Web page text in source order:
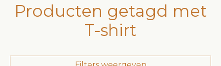
Producten getagd met
T-shirt